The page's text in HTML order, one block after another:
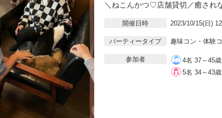
＼ねこんかつ♡店舗貸切／癒され
開催日時 2023/10/15(日)
パーティータイプ 趣味コン・体験
参加者
4名 37～45歳
5名 34～43歳